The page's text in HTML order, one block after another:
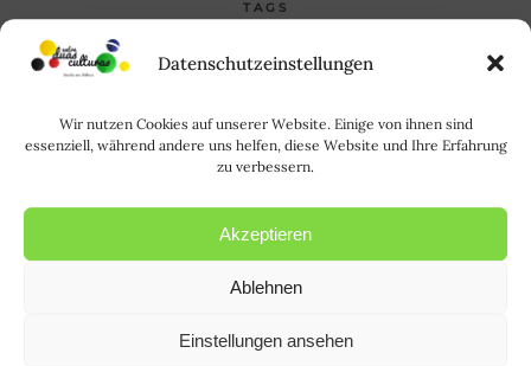
Datenschutzeinstellungen
Wir nutzen Cookies auf unserer Website. Einige von ihnen sind
essenziell, während andere uns helfen, diese Website und Ihre Erfahrung
zu verbessern.
Akzeptieren
Ablehnen
Einstellungen ansehen
TAGS
ALEMANHA (64) ALEMÃO
A LÍNGUA ALEMÃ(10)
BINATIONALE EHE